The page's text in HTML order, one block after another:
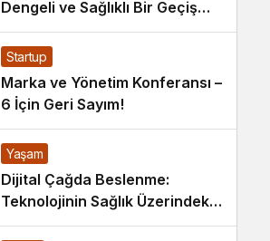
Dengeli ve Sağlıklı Bir Geçiş
İçin İpuçları
Startup
Marka ve Yönetim Konferansı –
6 İçin Geri Sayım!
Yaşam
Dijital Çağda Beslenme:
Teknolojinin Sağlık Üzerindeki
Etkileri ve Yeni Alışkanlıklar